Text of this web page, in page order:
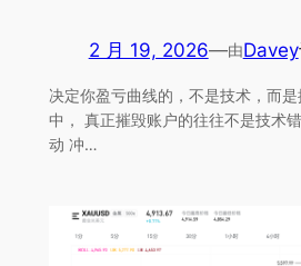
2 月 19, 2026—由Davey
决定你盈亏曲线的，不是技术，而
中， 真正摧毁账户的往往不是技术
动 冲…